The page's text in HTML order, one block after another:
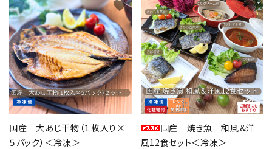
国産 大あじ干物（１枚入り×
５パック）＜冷凍＞
favorite
国産 焼き魚 和風＆洋
風12食セット＜冷凍＞
favorite
キーワード
カテゴリー
close